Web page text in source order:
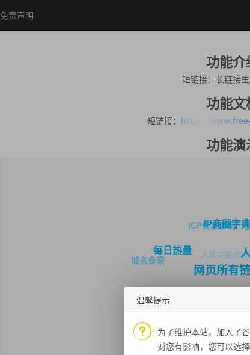
免责声明
功能介
短链接：长链接
功能文
短链接： https://
功能演
驾车路径规划
身份证信息验证
网页所有
每日热量
域名备案
微信精选
IP商圈字典
ICP备案查询
人体关键点
温馨提示
为了维护本站，加入了
对您有影响，您可以选择